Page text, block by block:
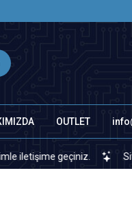
OUTLET
geçiniz.